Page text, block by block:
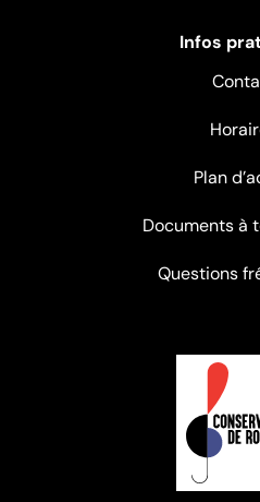
Infos
Plan
Documents à
Questions